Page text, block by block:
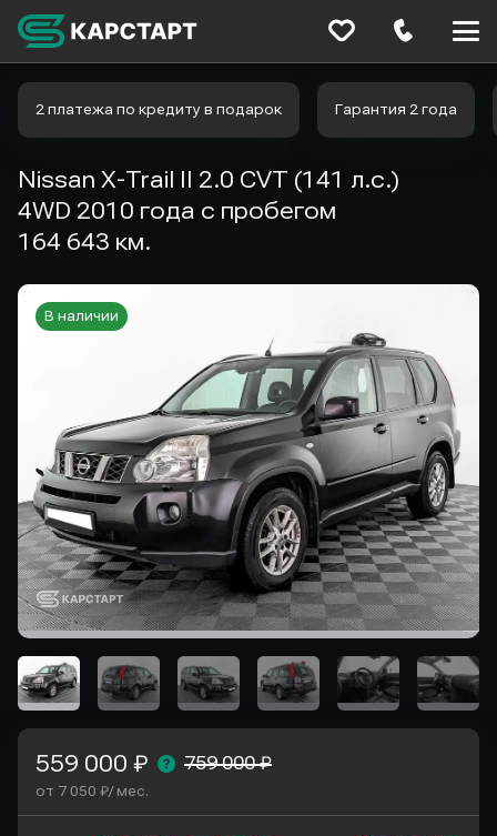
2 платежа по кредиту в подарок Гарантия 2 года
Nissan X-Trail II 2.0 CVT (141 л.с.)
4WD 2010 года с пробегом
164 643 км.
В наличии
559 000 ₽ 759 000 ₽
от 7 050 ₽/ мес.